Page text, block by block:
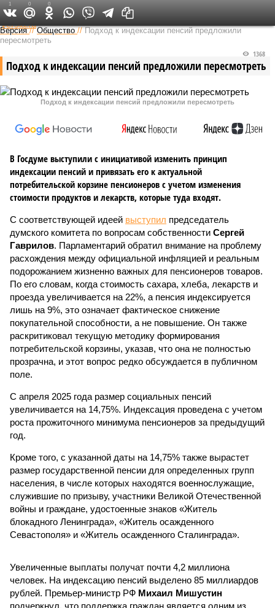
Федеральный выпуск
Версия //Общество //Подход к индексации пенсий предложили
пересмотреть
Подход к индексации пенсий предложили пересмотреть
1368
Подход к индексации пенсий предложили пересмотреть
В Госдуме выступили с инициативой изменить принцип
индексации пенсий и привязать его к актуальной
потребительской корзине пенсионеров с учетом изменения
стоимости продуктов и лекарств, которые туда входят.
С соответствующей идеей выступил председатель
думского комитета по вопросам собственности Сергей
Гаврилов. Парламентарий обратил внимание на проблему
расхождения между официальной инфляцией и реальным
подорожанием жизненно важных для пенсионеров товаров.
По его словам, когда стоимость сахара, хлеба, лекарств и
проезда увеличивается на 22%, а пенсия индексируется
лишь на 9%, это означает фактическое снижение
покупательной способности, а не повышение. Он также
раскритиковал текущую методику формирования
потребительской корзины, указав, что она не полностью
прозрачна, и этот вопрос редко обсуждается в публичном
поле.
С апреля 2025 года размер социальных пенсий
увеличивается на 14,75%. Индексация проведена с учетом
роста прожиточного минимума пенсионеров за предыдущий
год.
Кроме того, с указанной даты на 14,75% также вырастет
размер государственной пенсии для определенных групп
населения, в числе которых находятся военнослужащие,
служившие по призыву, участники Великой Отечественной
войны и граждане, удостоенные знаков «Житель
блокадного Ленинграда», «Житель осажденного
Севастополя» и «Житель осажденного Сталинграда».
Увеличенные выплаты получат почти 4,2 миллиона
человек. На индексацию пенсий выделено 85 миллиардов
рублей. Премьер-министр РФ Михаил Мишустин
подчеркнул, что поддержка граждан является одним из
1 0 0